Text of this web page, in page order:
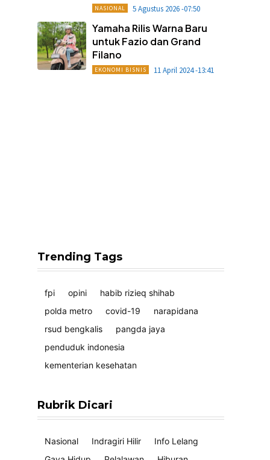
NASIONAL 5 Agustus 2026 -07:50
Yamaha Rilis Warna Baru
untuk Fazio dan Grand
Filano
EKONOMI BISNIS 11 April 2024 -13:41
Trending Tags
fpi opini
habib rizieq shihab
polda metro
covid-19
narapidana
rsud bengkalis
pangda jaya
penduduk indonesia
kementerian kesehatan
Rubrik Dicari
Nasional Indragiri Hilir
Info Lelang